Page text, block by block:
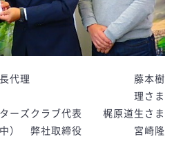
務所所長代理 藤本樹
理さま
ーズクラブ代表 梶原道生さま
中） 弊社取締役 宮崎隆